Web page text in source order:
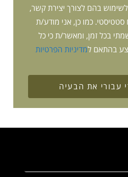
בהם לצורך יצירת קשר,
סטטיסטי. כמו כן, אני מודע/ת
בכל זמן, ומאשר/ת כי כל
בהתאם למדיניות הפרטיות
עבורי את הבעיה